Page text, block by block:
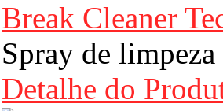
Break Cleaner
Spray de
Detalhe do